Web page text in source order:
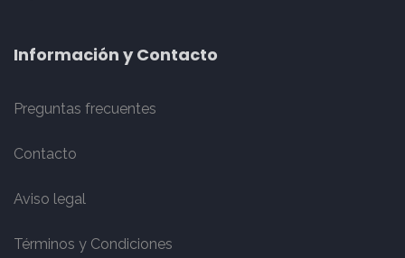
Información y Contacto
Preguntas frecuentes
Contacto
Aviso legal
Términos y Condiciones